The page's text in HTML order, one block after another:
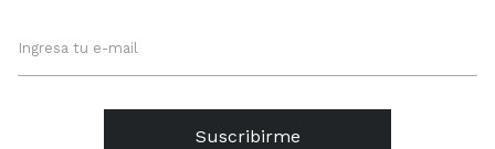
Suscribirme